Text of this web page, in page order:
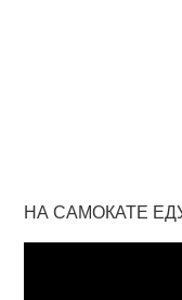
НА САМОКАТЕ